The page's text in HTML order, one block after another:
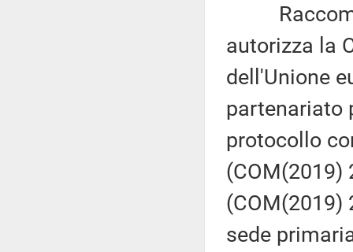
autorizza la
dell'Unione
partenariato
protocollo
(COM(2019)
(COM(2019)
sede